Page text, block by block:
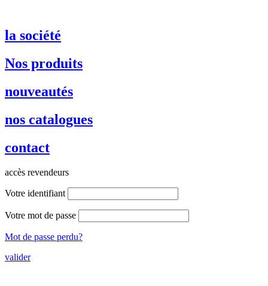
la société
Nos produits
nouveautés
nos catalogues
contact
accès revendeurs
Votre identifiant
Votre mot de passe
Mot de passe perdu?
valider